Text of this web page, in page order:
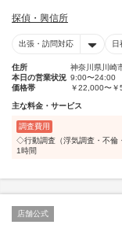
探偵・興信所
出張・訪問対応 日
住所
神奈川県川崎
本日の営業状況 9:00〜24:00
価格帯
￥22,000〜
主な料金・サービス
調査費用
◇行動調査（浮気調査・不倫
1時間
店舗公式